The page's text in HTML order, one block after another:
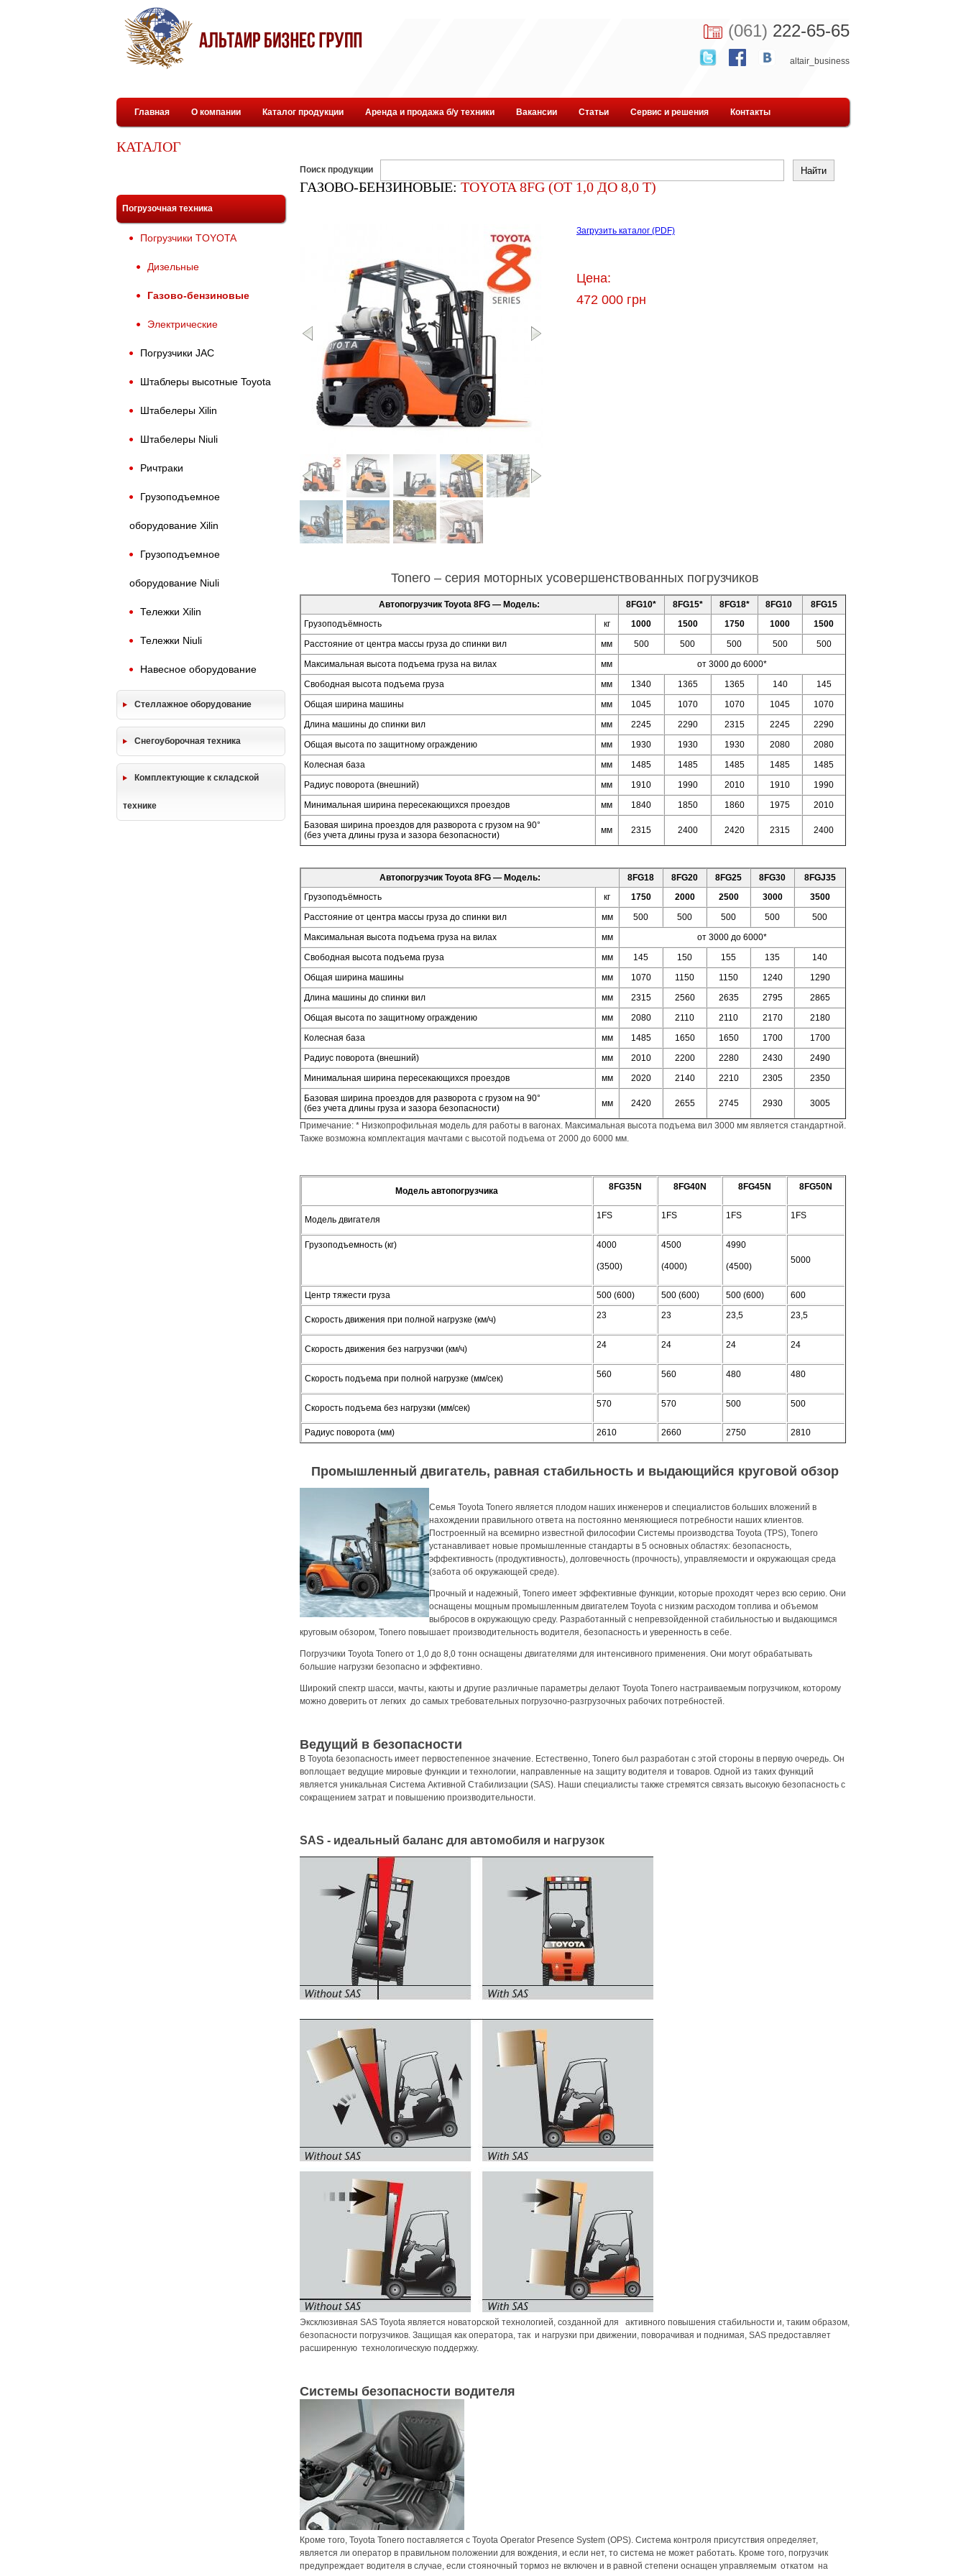
(061) 222-65-65
altair_business
Главная О компании Каталог продукции Аренда и продажа б/у техники Вакансии Статьи Сервис и решения Контакты
КАТАЛОГ
Погрузочная техника
Погрузчики TOYOTA
Дизельные
Газово-бензиновые
Электрические
Погрузчики JAC
Штаблеры высотные Toyota
Штабелеры Xilin
Штабелеры Niuli
Ричтраки
Грузоподъемное
оборудование Xilin
Грузоподъемное
оборудование Niuli
Тележки Xilin
Тележки Niuli
Навесное оборудование
Стеллажное оборудование
Снегоуборочная техника
Комплектующие к складской
технике
Поиск продукции
ГАЗОВО-БЕНЗИНОВЫЕ: TOYOTA 8FG (ОТ 1,0 ДО 8,0 Т)
Далее
»
Загрузить каталог (PDF)
Цена:
472 000 грн
Tonero – серия моторных усовершенствованных погрузчиков
Автопогрузчик Toyota 8FG — Модель: 8FG10* 8FG15* 8FG18* 8FG10
8FG15
Грузоподъёмность
кг 1000 1500 1750 1000
1500
Расстояние от центра массы груза до спинки вил
мм 500 500 500 500
500
Максимальная высота подъема груза на вилах
мм
от 3000 до 6000*
Свободная высота подъема груза
мм 1340 1365 1365 140
145
Общая ширина машины
мм 1045 1070 1070 1045
1070
Длина машины до спинки вил
мм 2245 2290 2315 2245
2290
Общая высота по защитному ограждению
мм 1930 1930 1930 2080
2080
Колесная база
мм 1485 1485 1485 1485
1485
Радиус поворота (внешний)
мм 1910 1990 2010 1910
1990
Минимальная ширина пересекающихся проездов
мм 1840 1850 1860 1975
2010
Базовая ширина проездов для разворота с грузом на 90°
(без учета длины груза и зазора безопасности)
мм 2315 2400 2420 2315 2400
Автопогрузчик Toyota 8FG — Модель: 8FG18 8FG20 8FG25 8FG30
8FGJ35
Грузоподъёмность
кг 1750 2000 2500 3000
3500
Расстояние от центра массы груза до спинки вил
мм 500 500 500 500
500
Максимальная высота подъема груза на вилах
мм
от 3000 до 6000*
Свободная высота подъема груза
мм 145 150 155 135
140
Общая ширина машины
мм 1070 1150 1150 1240
1290
Длина машины до спинки вил
мм 2315 2560 2635 2795
2865
Общая высота по защитному ограждению
мм 2080 2110 2110 2170
2180
Колесная база
мм 1485 1650 1650 1700
1700
Радиус поворота (внешний)
мм 2010 2200 2280 2430
2490
Минимальная ширина пересекающихся проездов
мм 2020 2140 2210 2305
2350
Базовая ширина проездов для разворота с грузом на 90°
(без учета длины груза и зазора безопасности)
мм 2420 2655 2745 2930 3005
Примечание: * Низкопрофильная модель для работы в вагонах. Максимальная высота подъема вил 3000 мм является стандартной.
Также возможна комплектация мачтами с высотой подъема от 2000 до 6000 мм.
Модель автопогрузчика 8FG35N 8FG40N 8FG45N 8FG50N
Модель двигателя 1FS 1FS 1FS 1FS
Грузоподъемность (кг) 4000
(3500)
4500
(4000)
4990
(4500)
5000
Центр тяжести груза 500 (600) 500 (600) 500 (600) 600
Скорость движения при полной нагрузке (км/ч) 23 23 23,5 23,5
Скорость движения без нагрузчки (км/ч) 24 24 24 24
Скорость подъема при полной нагрузке (мм/сек) 560 560 480 480
Скорость подъема без нагрузки (мм/сек) 570 570 500 500
Радиус поворота (мм) 2610 2660 2750 2810
Промышленный двигатель, равная стабильность и выдающийся круговой обзор
Семья Toyota Tonero является плодом наших инженеров и специалистов больших вложений в
нахождении правильного ответа на постоянно меняющиеся потребности наших клиентов.
Построенный на всемирно известной философии Системы производства Toyota (TPS), Tonero
устанавливает новые промышленные стандарты в 5 основных областях: безопасность,
эффективность (продуктивность), долговечность (прочность), управляемости и окружающая среда
(забота об окружающей среде).
Прочный и надежный, Tonero имеет эффективные функции, которые проходят через всю серию. Они
оснащены мощным промышленным двигателем Toyota с низким расходом топлива и объемом
выбросов в окружающую среду. Разработанный с непревзойденной стабильностью и выдающимся
круговым обзором, Tonero повышает производительность водителя, безопасность и уверенность в себе.
Погрузчики Toyota Tonero от 1,0 до 8,0 тонн оснащены двигателями для интенсивного применения. Они могут обрабатывать
большие нагрузки безопасно и эффективно.
Широкий спектр шасси, мачты, каюты и другие различные параметры делают Toyota Tonero настраиваемым погрузчиком, которому
можно доверить от легких до самых требовательных погрузочно-разгрузочных рабочих потребностей.
Ведущий в безопасности
В Toyota безопасность имеет первостепенное значение. Естественно, Tonero был разработан с этой стороны в первую очередь. Он
воплощает ведущие мировые функции и технологии, направленные на защиту водителя и товаров. Одной из таких функций
является уникальная Система Активной Стабилизации (SAS). Наши специалисты также стремятся связать высокую безопасность с
сокращением затрат и повышению производительности.
SAS - идеальный баланс для автомобиля и нагрузок
Эксклюзивная SAS Toyota является новаторской технологией, созданной для активного повышения стабильности и, таким образом,
безопасности погрузчиков. Защищая как оператора, так и нагрузки при движении, поворачивая и поднимая, SAS предоставляет
расширенную технологическую поддержку.
Системы безопасности водителя
Кроме того, Toyota Tonero поставляется с Toyota Operator Presence System (OPS). Система контроля присутствия определяет,
является ли оператор в правильном положении для вождения, и если нет, то система не может работать. Кроме того, погрузчик
предупреждает водителя в случае, если стояночный тормоз не включен и в равной степени оснащен управляемым откатом на